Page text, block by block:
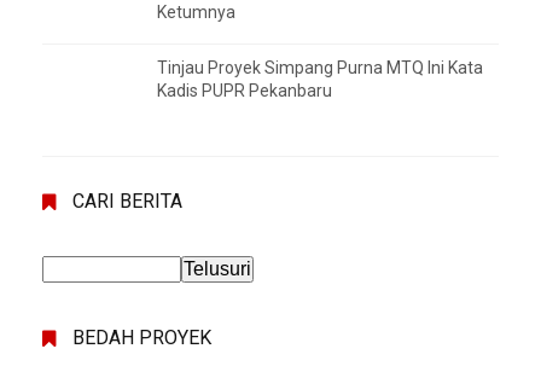
Ketumnya
Tinjau Proyek Simpang Purna MTQ Ini Kata
Kadis PUPR Pekanbaru
CARI BERITA
BEDAH PROYEK